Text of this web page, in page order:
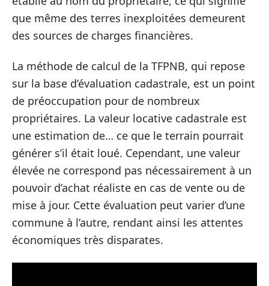
que même des terres inexploitées demeurent
des sources de charges financières.
La méthode de calcul de la TFPNB, qui repose
sur la base d’évaluation cadastrale, est un point
de préoccupation pour de nombreux
propriétaires. La valeur locative cadastrale est
une estimation de… ce que le terrain pourrait
générer s’il était loué. Cependant, une valeur
élevée ne correspond pas nécessairement à un
pouvoir d’achat réaliste en cas de vente ou de
mise à jour. Cette évaluation peut varier d’une
commune à l’autre, rendant ainsi les attentes
économiques très disparates.